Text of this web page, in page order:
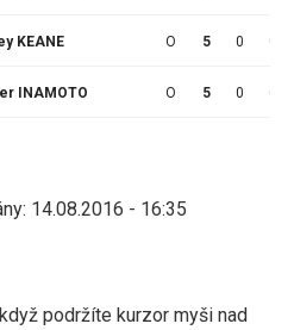
KEANE O 5 0 0
INAMOTO O 5 0 0
14.08.2016 - 16:35
podržíte kurzor myši nad